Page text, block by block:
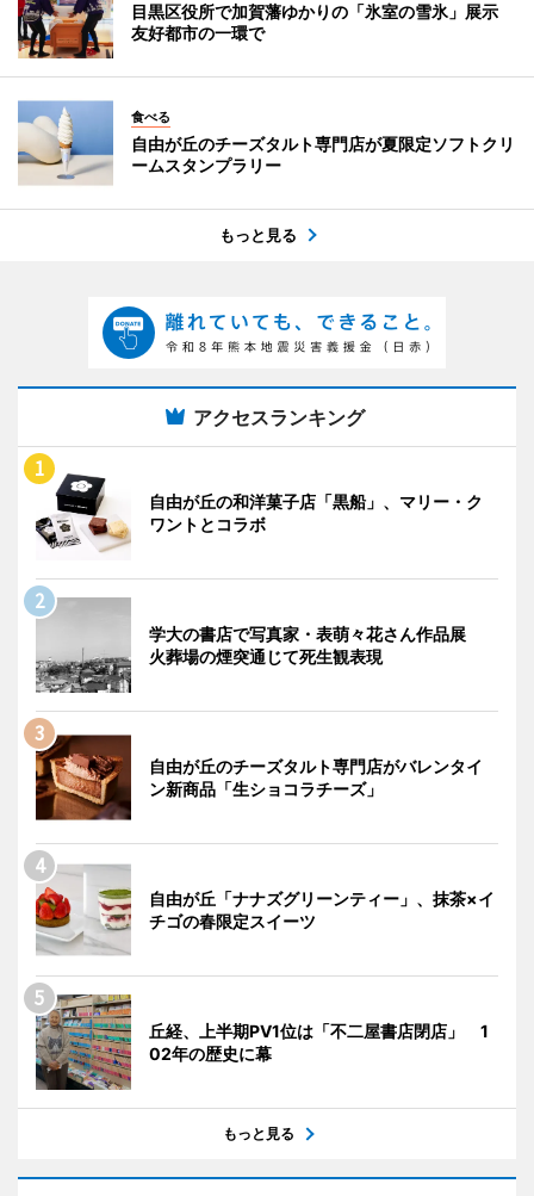
目黒区役所で加賀藩ゆかりの「氷室の雪氷」展示
友好都市の一環で
食べる
自由が丘のチーズタルト専門店が夏限定ソフトクリ
ームスタンプラリー
もっと見る
アクセスランキング
自由が丘の和洋菓子店「黒船」、マリー・ク
ワントとコラボ
学大の書店で写真家・表萌々花さん作品展
火葬場の煙突通じて死生観表現
自由が丘のチーズタルト専門店がバレンタイ
ン新商品「生ショコラチーズ」
自由が丘「ナナズグリーンティー」、抹茶×イ
チゴの春限定スイーツ
丘経、上半期PV1位は「不二屋書店閉店」 1
02年の歴史に幕
もっと見る